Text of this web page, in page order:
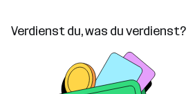
Verdienst du, was du verdienst?